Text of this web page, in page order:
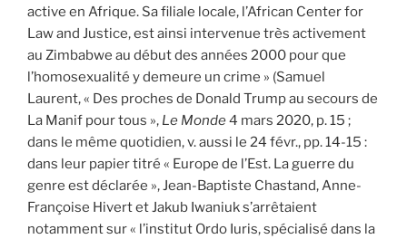
active en Afrique. Sa filiale locale, l’African Center for
Law and Justice, est ainsi intervenue très activement
au Zimbabwe au début des années 2000 pour que
l’homosexualité y demeure un crime » (Samuel
Laurent, « Des proches de Donald Trump au secours de
La Manif pour tous », Le Monde4 mars 2020, p. 15 ;
dans le même quotidien, v. aussi le 24 févr., pp. 14-15 :
dans leur papier titré « Europe de l’Est. La guerre du
genre est déclarée », Jean-Baptiste Chastand, Anne-
Françoise Hivert et Jakub Iwaniuk s’arrêtaient
notamment sur « l’institut Ordo Iuris, spécialisé dans la